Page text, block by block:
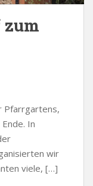
zum
Pfarrgartens,
In
wir
viele, […]